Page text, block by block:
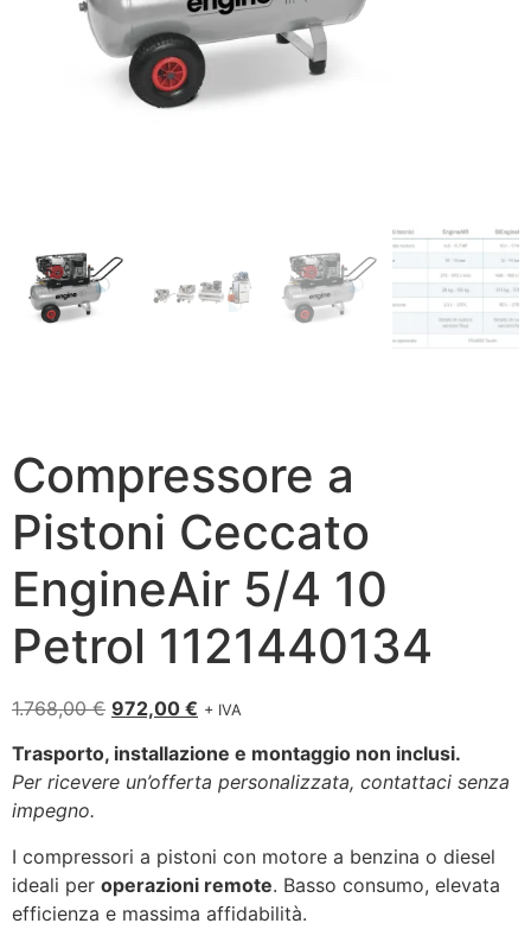
Compressore a
Pistoni Ceccato
EngineAir 5/4 10
Petrol 1121440134
1.768,00€ 972,00 € + IVA
Trasporto, installazione e montaggio non inclusi.
Per ricevere un’offerta personalizzata, contattaci senza
impegno.
I compressori a pistoni con motore a benzina o diesel
ideali per operazioni remote. Basso consumo, elevata
efficienza e massima affidabilità.